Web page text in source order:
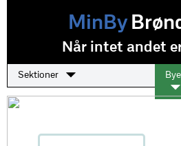
MinBy
Når intet andet
Sektioner